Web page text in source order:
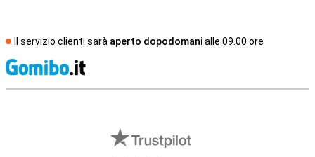
Il servizio clienti sarà aperto dopodomanialle 09.00 ore